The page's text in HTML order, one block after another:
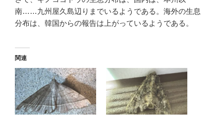
南……九州屋久島辺りまでいるようである。海外の生息
分布は、韓国からの報告は上がっているようである。
関連